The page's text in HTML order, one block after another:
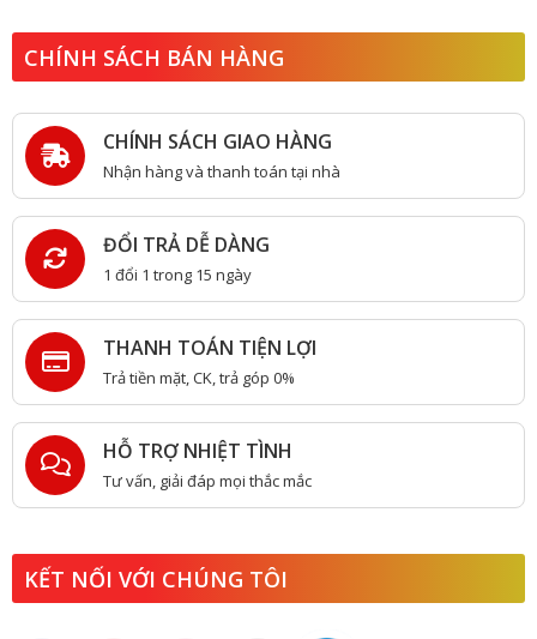
CHÍNH SÁCH BÁN HÀNG
CHÍNH SÁCH GIAO HÀNG
Nhận hàng và thanh toán tại nhà
ĐỔI TRẢ DỄ DÀNG
1 đổi 1 trong 15 ngày
THANH TOÁN TIỆN LỢI
Trả tiền mặt, CK, trả góp 0%
HỖ TRỢ NHIỆT TÌNH
Tư vấn, giải đáp mọi thắc mắc
KẾT NỐI VỚI CHÚNG TÔI